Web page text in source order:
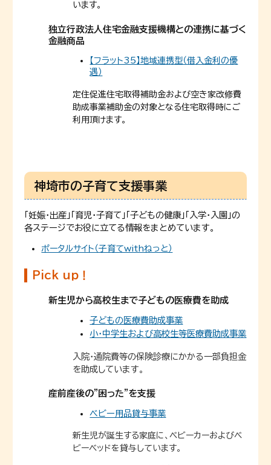
います。
独立行政法人住宅金融支援機構との連携に基づく
金融商品
【フラット35】地域連携型（借入金利の優
遇）
定住促進住宅取得補助金および空き家改修費
助成事業補助金の対象となる住宅取得時にご
利用頂けます。
神埼市の子育て支援事業
「妊娠・出産」「育児・子育て」「子どもの健康」「入学・入園」の
各ステージでお役に立てる情報をまとめています。
ポータルサイト（子育てwithねっと）
Pick up！
新生児から高校生まで子どもの医療費を助成
子どもの医療費助成事業
小・中学生および高校生等医療費助成事業
入院・通院費等の保険診療にかかる一部負担金
を助成しています。
産前産後の”困った”を支援
ベビー用品貸与事業
新生児が誕生する家庭に、ベビーカーおよびベ
ビーベッドを貸与しています。